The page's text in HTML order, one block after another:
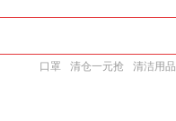
口罩 清仓一元抢 清洁用品